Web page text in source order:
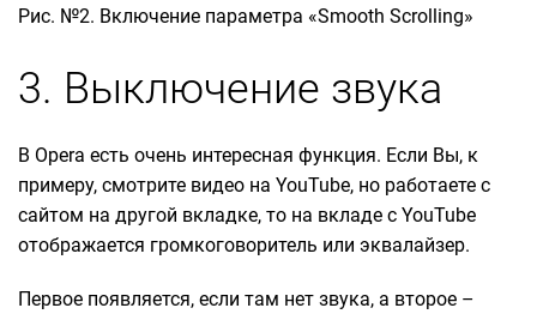
Рис. №2. Включение параметра «Smooth Scrolling»
3. Выключение звука
В Opera есть очень интересная функция. Если Вы, к
примеру, смотрите видео на YouTube, но работаете с
сайтом на другой вкладке, то на вкладе с YouTube
отображается громкоговоритель или эквалайзер.
Первое появляется, если там нет звука, а второе –